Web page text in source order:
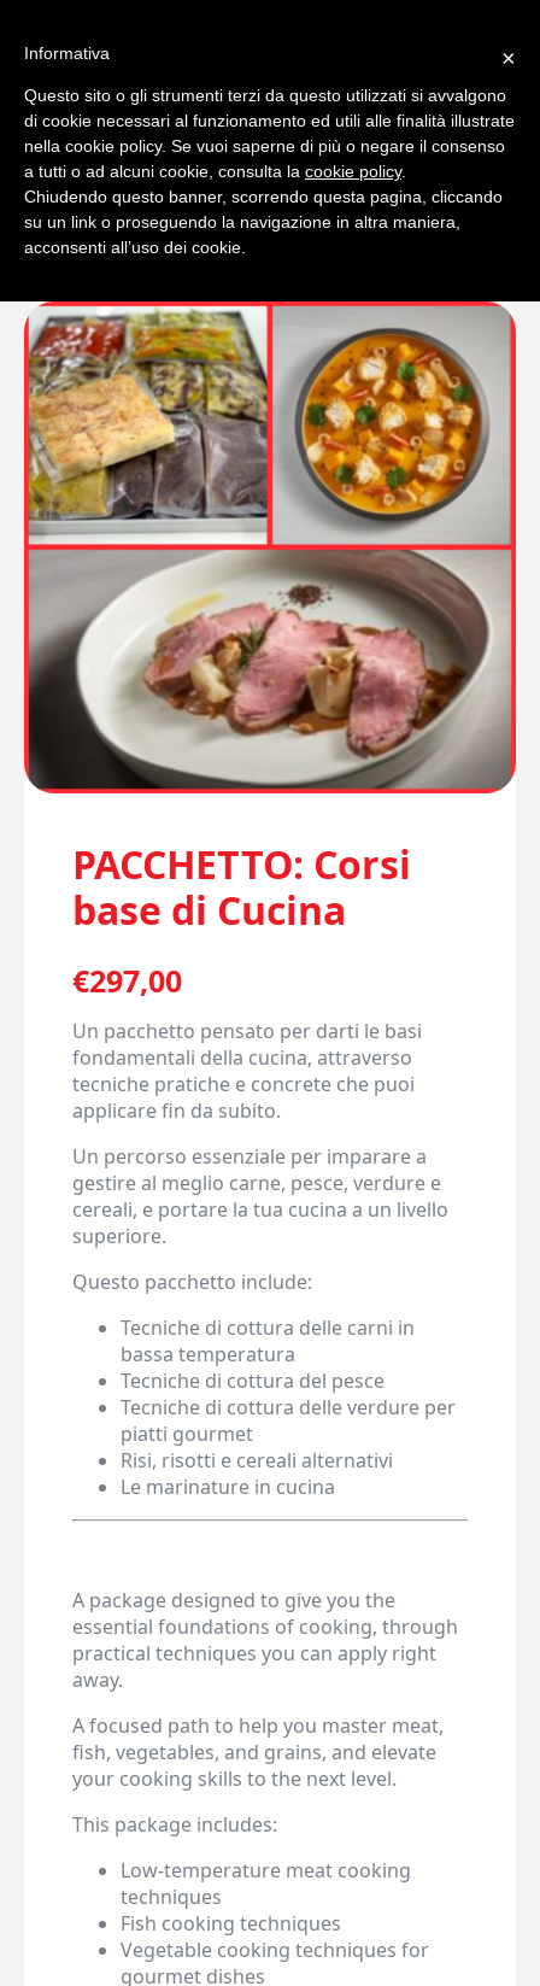
0
PACCHETTO: Corsi
base di Cucina
€297,00
Un pacchetto pensato per darti le basi
fondamentali della cucina, attraverso
tecniche pratiche e concrete che puoi
applicare fin da subito.
Un percorso essenziale per imparare a
gestire al meglio carne, pesce, verdure e
cereali, e portare la tua cucina a un livello
superiore.
Questo pacchetto include:
Tecniche di cottura delle carni in
bassa temperatura
Tecniche di cottura del pesce
Tecniche di cottura delle verdure per
piatti gourmet
Risi, risotti e cereali alternativi
Le marinature in cucina
A package designed to give you the
essential foundations of cooking, through
practical techniques you can apply right
away.
A focused path to help you master meat,
fish, vegetables, and grains, and elevate
your cooking skills to the next level.
This package includes:
Low-temperature meat cooking
techniques
Fish cooking techniques
Vegetable cooking techniques for
gourmet dishes
×
Informativa
Questo sito o gli strumenti terzi da questo utilizzati si avvalgono
di cookie necessari al funzionamento ed utili alle finalità illustrate
nella cookie policy. Se vuoi saperne di più o negare il consenso
a tutti o ad alcuni cookie, consulta la cookie policy.
Chiudendo questo banner, scorrendo questa pagina, cliccando
su un link o proseguendo la navigazione in altra maniera,
acconsenti all’uso dei cookie.